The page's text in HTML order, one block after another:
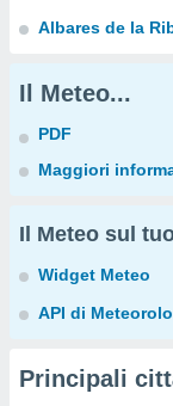
Albares de la
Il Meteo...
PDF
Maggiori
Il Meteo sul
Widget Meteo
API di
Principali